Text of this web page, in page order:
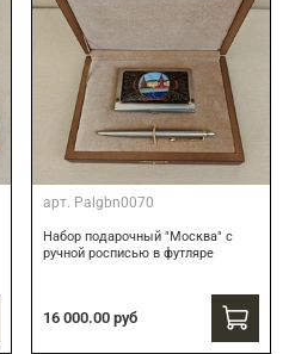
арт. Palgbn0070
Набор подарочный "Москва" с
ручной росписью в футляре
16 000.00 руб